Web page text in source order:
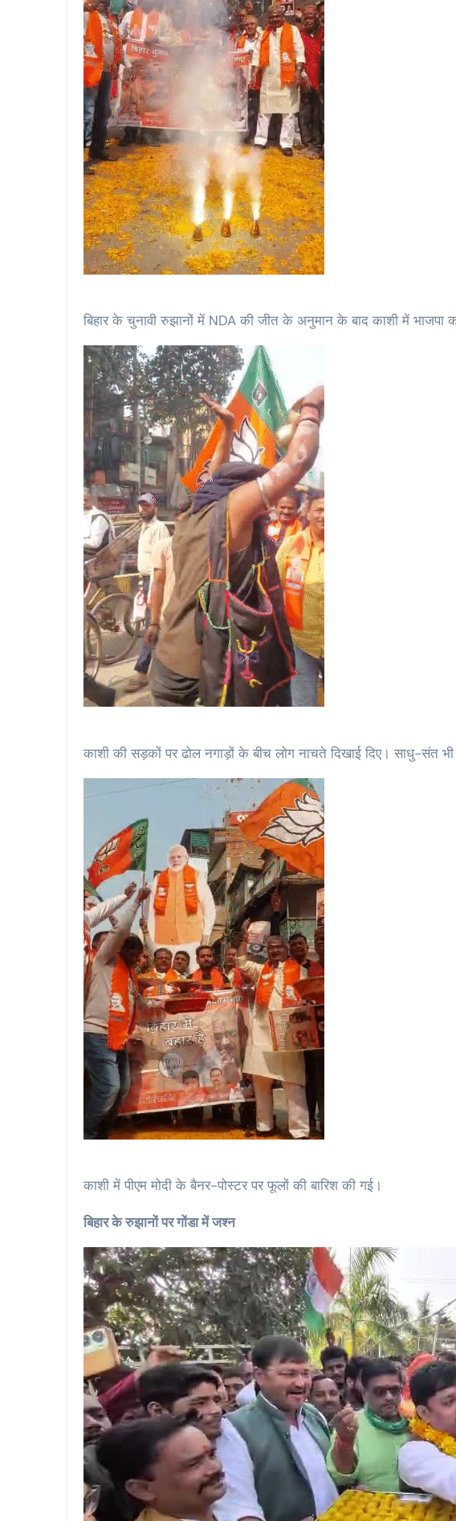
बिहार के चुनावी रुझानों में NDA की जीत के अनुमान के बाद काशी में भाजपा
काशी की सड़कों पर ढोल नगाड़ों के बीच लोग नाचते दिखाई दिए। साधु-संत
काशी में पीएम मोदी के बैनर-पोस्टर पर फूलों की बारिश की गई।
बिहार के रुझानों पर गोंडा में जश्न